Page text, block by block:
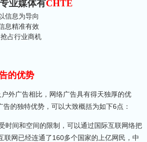
业媒体有CHTE
信息为导向
息精准有效
抢占行业商机
的优势
外广告相比，网络广告具有得天独厚的优
的独特优势，可以大致概括为如下6点：
时间和空间的限制，可以通过国际互联网络把
网已经连通了160多个国家的上亿网民，中